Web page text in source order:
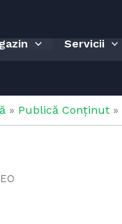
Servicii
» Publică Conținut »